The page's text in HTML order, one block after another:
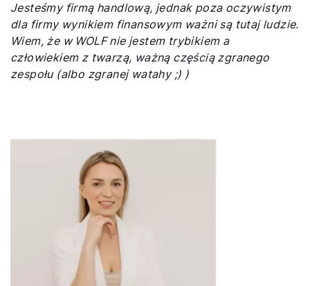
Jesteśmy firmą handlową, jednak poza oczywistym
dla firmy wynikiem finansowym ważni są tutaj ludzie.
Wiem, że w WOLF nie jestem trybikiem a
człowiekiem z twarzą, ważną częścią zgranego
zespołu (albo zgranej watahy ;) )